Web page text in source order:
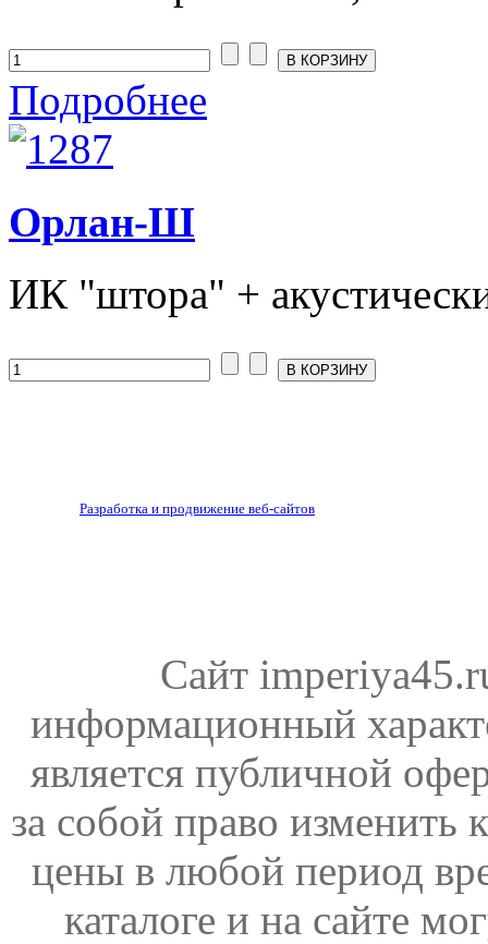
Подробнее
Орлан-Ш
ИК "штора" +
Разработка и продвижение веб-сайтов
Сайт
информационный
является публичной
за собой право изменить
цены в любой период
каталоге и на сайте